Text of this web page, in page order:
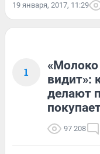
19 января, 2017, 11:29
1
«Молоко
видит»:
делают
97 208